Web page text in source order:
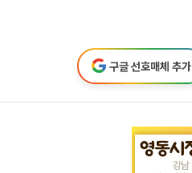
구글 선호매체 추가